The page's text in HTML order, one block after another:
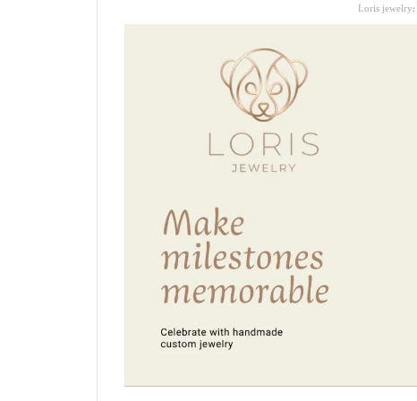
Loris jewelry: